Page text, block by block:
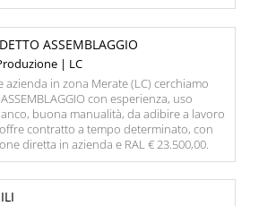
ASSEMBLAGGIO
| LC
azienda in zona Merate (LC) cerchiamo
con esperienza, uso
buona manualità, da adibire a lavoro
contratto a tempo determinato, con
diretta in azienda e RAL € 23.500,00.